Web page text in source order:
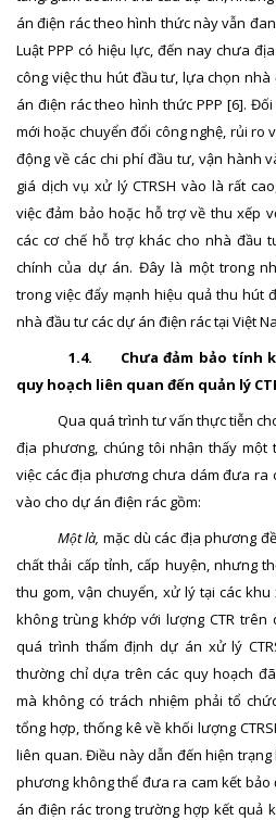
án điện rác theo hình thức này vẫn
Luật PPP có hiệu lực, đến nay chưa
công việc thu hút đầu tư, lựa chọn
án điện rác theo hình thức PPP [6].
mới hoặc chuyển đổi công nghệ, rủi ro
động về các chi phí đầu tư, vận hành
giá dịch vụ xử lý CTRSH vào là rất
việc đảm bảo hoặc hỗ trợ về thu xếp
các cơ chế hỗ trợ khác cho nhà đầu
chính của dự án. Đây là một trong
trong việc đẩy mạnh hiệu quả thu hút
nhà đầu tư các dự án điện rác tại Việt
1.4.
Chưa đảm bảo tính
quy hoạch liên quan đến quản lý
Qua quá trình tư vấn thực tiễn
địa phương, chúng tôi nhận thấy một
việc các địa phương chưa dám đưa ra
vào cho dự án điện rác gồm:
Một là, mặc dù các địa phương
chất thải cấp tỉnh, cấp huyện, nhưng
thu gom, vận chuyển, xử lý tại các
không trùng khớp với lượng CTR trên
quá trình thẩm định dự án xử lý
thường chỉ dựa trên các quy hoạch
mà không có trách nhiệm phải tổ
tổng hợp, thống kê về khối lượng
liên quan. Điều này dẫn đến hiện
phương không thể đưa ra cam kết
án điện rác trong trường hợp kết quả